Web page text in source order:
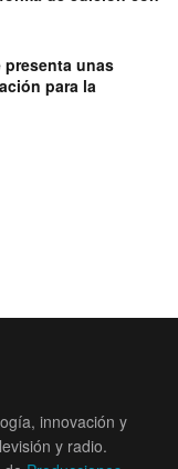
presenta unas
para la
innovación y
y radio.